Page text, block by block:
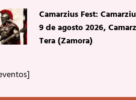
Camarzius Fest:
9 de agosto 2026,
Tera (Zamora)